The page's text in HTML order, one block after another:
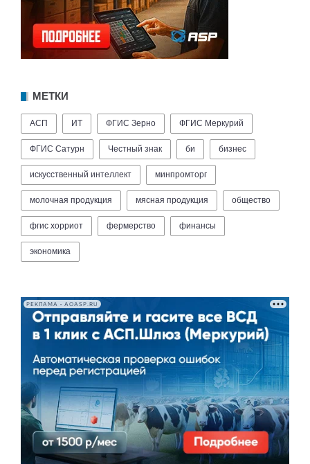
МЕТКИ
АСП ИТ ФГИС Зерно ФГИС Меркурий
ФГИС Сатурн Честный знак би бизнес
искусственный интеллект минпромторг
молочная продукция мясная продукция общество
фгис хорриот фермерство финансы
экономика
РЕКЛАМА • AOASP.RU